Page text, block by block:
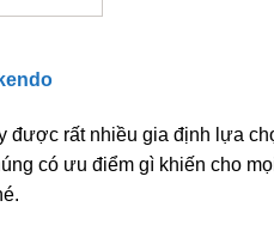
là:
tại
được rất nhiều gia định lựa
có ưu điểm gì khiến cho